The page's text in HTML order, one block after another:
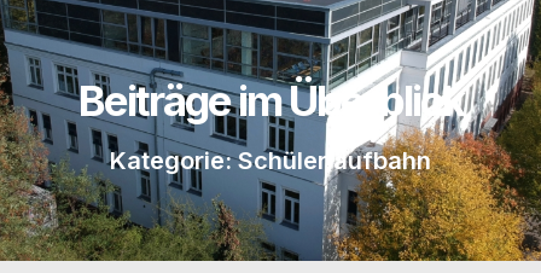
Beiträge im Überblick
Kategorie: Schülerlaufbahn